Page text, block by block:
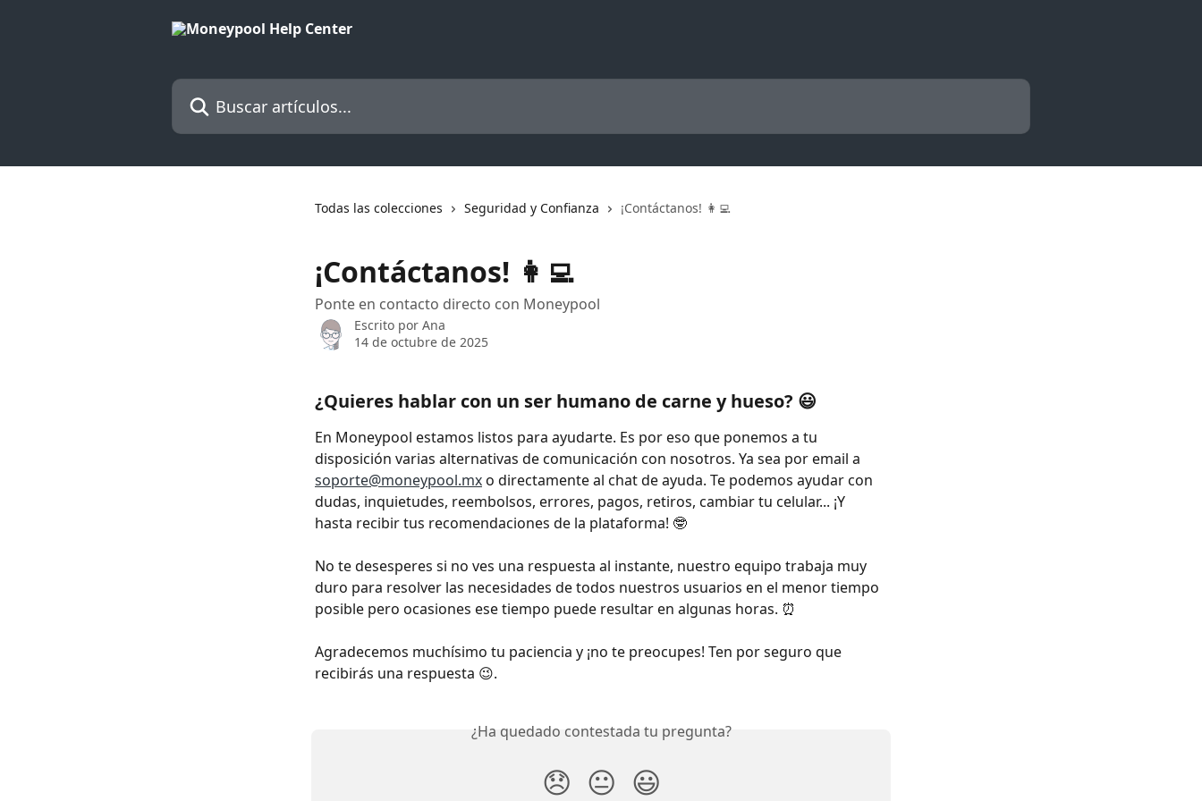
Buscar artículos...
Todas las colecciones Seguridad y Confianza ¡Contáctanos! 👩‍💻
¡Contáctanos! 👩‍💻
Ponte en contacto directo con Moneypool
Escrito por Ana
14 de octubre de 2025
¿Quieres hablar con un ser humano de carne y hueso? 😃
En Moneypool estamos listos para ayudarte. Es por eso que ponemos a tu
disposición varias alternativas de comunicación con nosotros. Ya sea por email a
soporte@moneypool.mx o directamente al chat de ayuda. Te podemos ayudar con
dudas, inquietudes, reembolsos, errores, pagos, retiros, cambiar tu celular... ¡Y
hasta recibir tus recomendaciones de la plataforma! 🤓
No te desesperes si no ves una respuesta al instante, nuestro equipo trabaja muy
duro para resolver las necesidades de todos nuestros usuarios en el menor tiempo
posible pero ocasiones ese tiempo puede resultar en algunas horas. ⏰
Agradecemos muchísimo tu paciencia y ¡no te preocupes! Ten por seguro que
recibirás una respuesta 😉.
¿Ha quedado contestada tu pregunta?
😞 😐 😃